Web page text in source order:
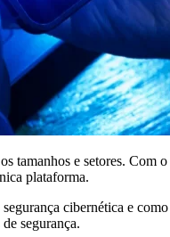
tamanhos e setores.
plataforma.
cibernética e
segurança.